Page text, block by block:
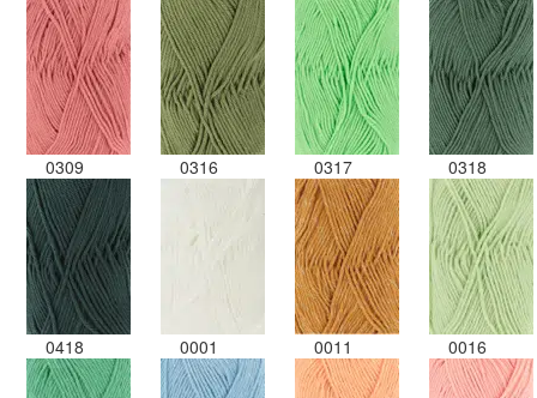
0309 0316 0317 0318
0418 0001 0011 0016